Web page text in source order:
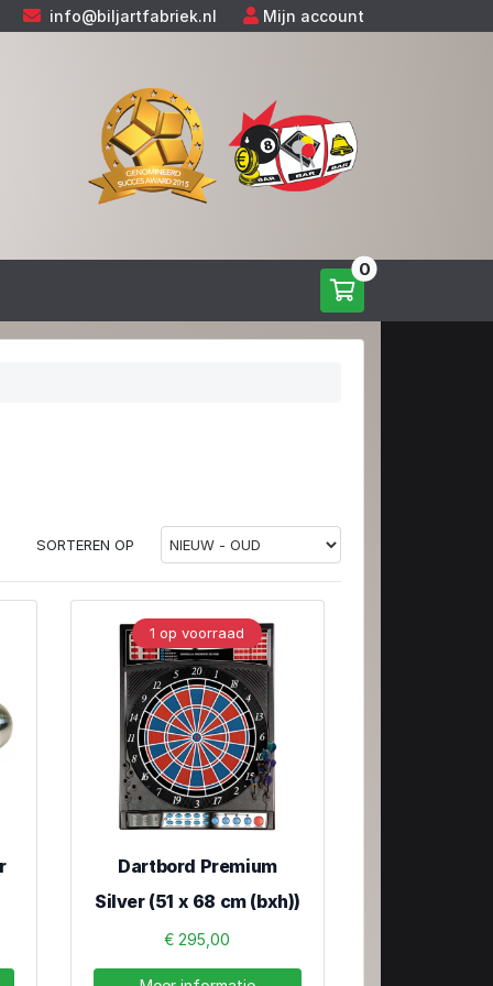
info@biljartfabriek.nl Mijn account
0
SORTEREN OP
1 op voorraad
Dartbord Premium
Silver (51 x 68 cm (bxh))
€ 295,00